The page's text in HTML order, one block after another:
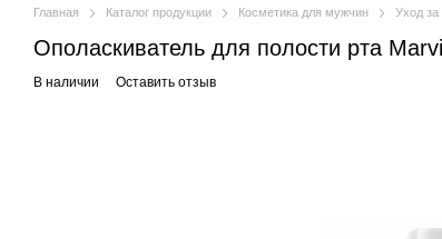
Главная Каталог продукции Косметика для мужчин Уход за
Ополаскиватель для полости рта
В наличии Оставить отзыв